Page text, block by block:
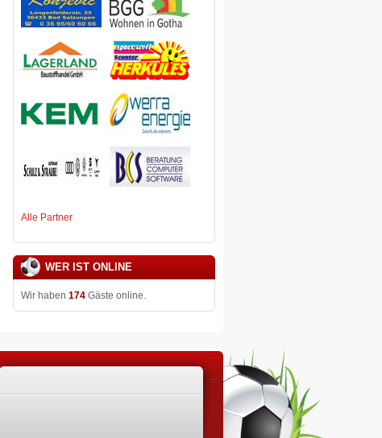
Alle Partner
WER IST ONLINE
Wir haben 174Gäste online.